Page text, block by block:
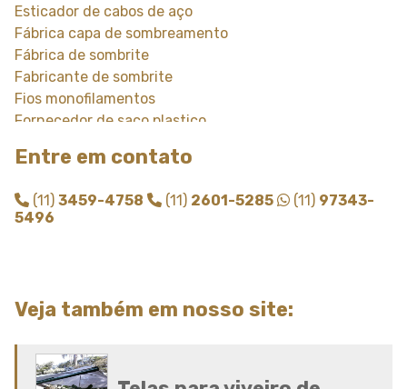
Esticador de cabos de aço
Fábrica capa de sombreamento
Fábrica de sombrite
Fabricante de sombrite
Fios monofilamentos
Fornecedor de saco plastico
Fornecedor de sombrite
Instalação de tela de sombrite
Saco plastico transparente sob medida
Sombreamento para estacionamento
Sombreamento para garagem
Entre em contato
(11) 3459-4758 (11) 2601-5285 (11) 97343-
5496
Veja também em nosso site: